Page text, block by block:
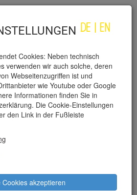
DE EN
Cookies: Neben technisch
verwenden wir auch solche, deren
Webseitenzugriffen ist und
wie Youtube oder Google
Informationen finden Sie in
Die Cookie-Einstellungen
den Link in der Fußleiste
Cookies akzeptieren